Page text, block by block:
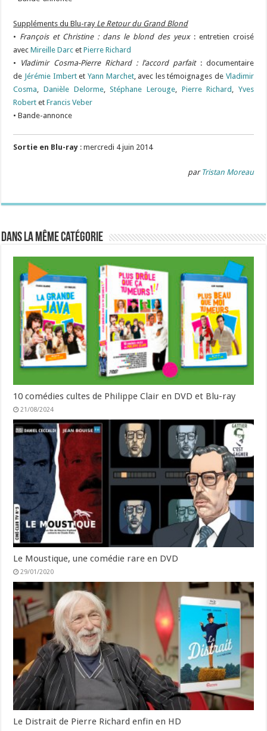
Suppléments du Blu-ray Le Retour du Grand Blond
• François et Christine : dans le blond des yeux: entretien croisé
avecMireille Darc etPierre Richard
•
Vladimir Cosma-Pierre Richard : l’accord parfait: documentaire
de Jérémie Imbertet Yann Marchet, avec les témoignages de Vladimir
Cosma
Danièle Delorme,Stéphane Lerouge, Pierre Richard
Yves
Robert etFrancis Veber
• Bande-annonce
Sortie en Blu-ray : mercredi 4 juin 2014
par Tristan Moreau
Dans la même catégorie
10 comédies cultes de Philippe Clair en DVD et Blu-ray
21/08/2024
Le Moustique, une comédie rare en DVD
29/01/2020
Le Distrait de Pierre Richard enfin en HD